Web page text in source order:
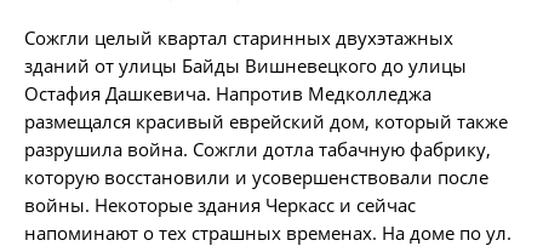
Сожгли целый квартал старинных двухэтажных
зданий от улицы Байды Вишневецкого до улицы
Остафия Дашкевича. Напротив Медколледжа
размещался красивый еврейский дом, который также
разрушила война. Сожгли дотла табачную фабрику,
которую восстановили и усовершенствовали после
войны. Некоторые здания Черкасс и сейчас
напоминают о тех страшных временах. На доме по ул.